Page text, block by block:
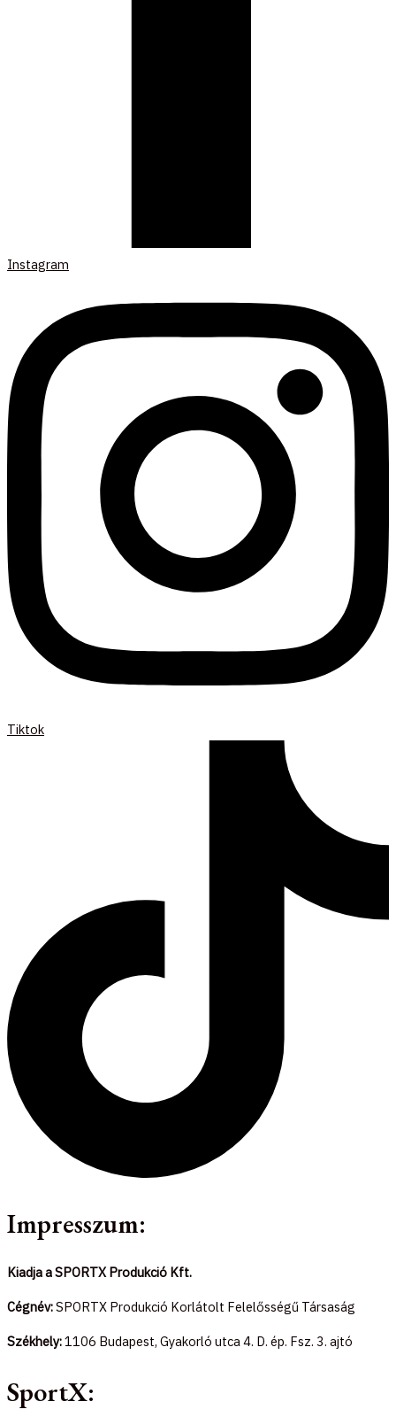
Instagram
Tiktok
Impresszum:
Kiadja a SPORTX Produkció Kft.
Cégnév:SPORTX Produkció Korlátolt Felelősségű Társaság
Székhely:1106 Budapest, Gyakorló utca 4. D. ép. Fsz. 3. ajtó
SportX: